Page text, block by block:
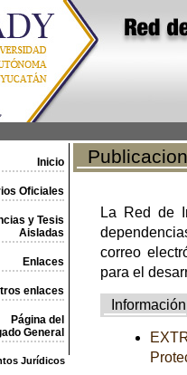
Inicio
Oficiales
y Tesis
Aisladas
Enlaces
enlaces
Página del
General
Jurídicos
La Red de
correo
para el
Información